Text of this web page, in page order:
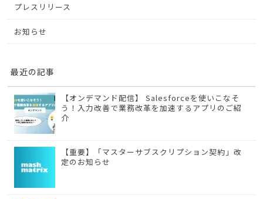
プレスリリース
お知らせ
最近の記事
【オンデマンド配信】 Salesforceを使いこなそ
う！入力改善で業務改革を加速するアプリのご紹
介
【重要】「マスターサブスクリプション契約」改
定のお知らせ